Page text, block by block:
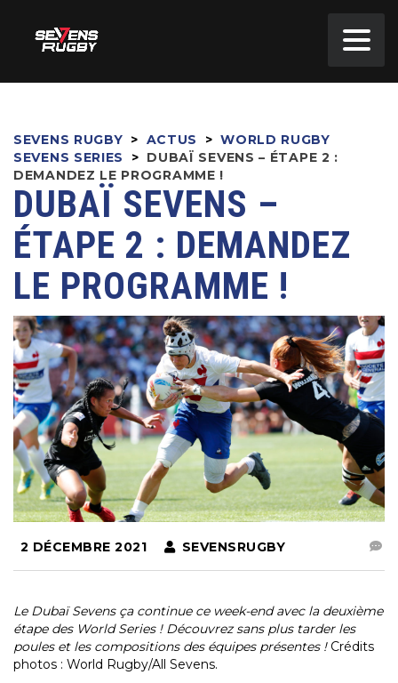
SEVENS RUGBY > ACTUS > WORLD RUGBY
SEVENS SERIES
> DUBAÏ SEVENS – ÉTAPE 2 :
DEMANDEZ LE PROGRAMME !
DUBAÏ SEVENS –
ÉTAPE 2 : DEMANDEZ
LE PROGRAMME !
2 DÉCEMBRE 2021 SEVENSRUGBY
Le Dubaï Sevens ça continue ce week-end avec la deuxième
étape des World Series ! Découvrez sans plus tarder les
poules et les compositions des équipes présentes !Crédits
photos : World Rugby/All Sevens.